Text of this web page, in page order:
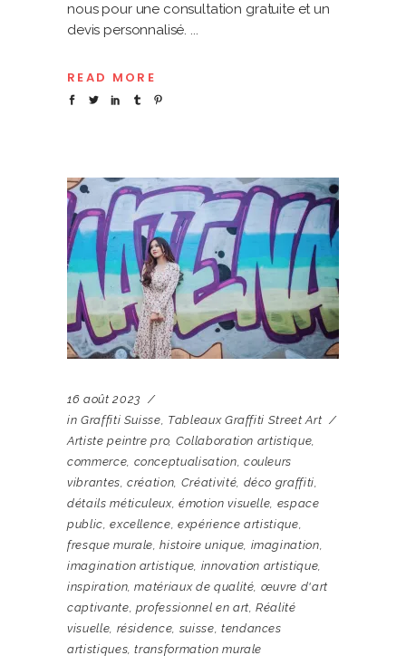
nous pour une consultation gratuite et un
devis personnalisé.
READ MORE
16 août 2023
in Graffiti Suisse Tableaux Graffiti Street Art
Artiste peintre pro, Collaboration artistique
commerce conceptualisation couleurs
vibrantes ,création Créativité déco graffiti
détails méticuleux,émotion visuelle espace
public ,excellence ,expérience artistique
fresque murale ,histoire unique imagination
imagination artistique innovation artistique
inspiration ,matériaux de qualité œuvre d'art
captivante professionnel en art ,Réalité
visuelle résidence suisse tendances
artistiques ,transformation murale